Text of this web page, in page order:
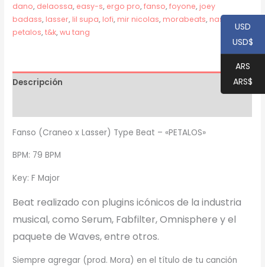
Type
Beat
-
dano, delaossa, easy-s, ergo pro,fanso,foyone, joey
badass, lasser, lil supa, lofi, mir nicolas, morabeats, nas
petalos,t&k,wu tang
Descripción
Fanso (Craneo x Lasser) Type Beat – «PETALOS»
BPM: 79 BPM
Key: F Major
Beat realizado con plugins icónicos de la industria
musical, como Serum, Fabfilter, Omnisphere y el
paquete de Waves, entre otros.
Siempre agregar (prod. Mora) en el título de tu canción
USD
USD$
ARS
ARS$